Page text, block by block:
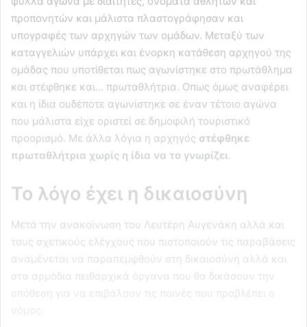
προπονητών και μάλιστα πλαστογράφησαν και
υπογραφές των αρχηγών των ομάδων. Μεταξύ των
καταγγελιών υπάρχει και ένορκη κατάθεση αρχηγού της
ομάδας που υποτίθεται πως αγωνίστηκε στο πρωτάθλημα
και στέφθηκε και… πρωταθλήτρια. Οπως όμως αναφέρει
και η ίδια ουδέποτε αγωνίστηκε σε έναν τέτοιο αγώνα
που μάλιστα είχε οριστεί σε δημοφιλή τουριστικό
προορισμό. Με άλλα λόγια η αρχηγός στέφθηκε
πρωταθλήτρια χωρίς η ίδια να το γνωρίζει.
Το λόγο έχει η δικαιοσύνη
Μετά την ανακοίνωση του Λευτέρη Αυγενάκη αλλά και
τους σχετικούς ελέγχους που πιστοποιούν τις παραβάσεις
αναμένεται να παραπεμφθούν στη δικαιοσύνη αλλά και
στα αρμόδια πειθαρχικά όργανα που θα δικάσουν την
υπόθεση για να επιβάλουν τις ποινές που προβλέπει ο